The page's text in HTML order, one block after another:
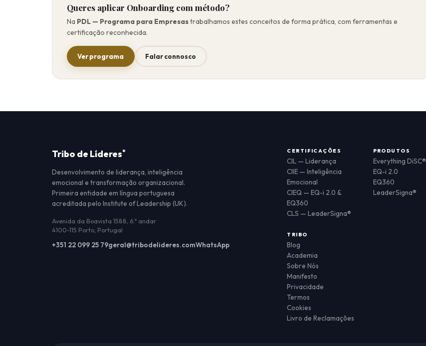
Queres aplicar Onboarding com método?
Na PDL — Programa para Empresastrabalhamos estes conceitos de forma prática, com ferramentas e
certificação reconhecida.
Ver programa Falar connosco
Tribo de Líderes®
Desenvolvimento de liderança, inteligência
emocional e transformação organizacional.
Primeira entidade em língua portuguesa
acreditada pelo Institute of Leadership (UK).
Avenida da Boavista 1588, 6.º andar
4100-115 Porto, Portugal
+351 22 099 25 79geral@tribodelideres.comWhatsApp
CERTIFICAÇÕES
CIL — Liderança
CIIE — Inteligência
Emocional
CIEQ — EQ-i 2.0 &
EQ360
CLS — LeaderSigna®
PRODUTOS
Everything DiSC®
EQ-i 2.0
EQ360
LeaderSigna®
TRIBO
Blog
Academia
Sobre Nós
Manifesto
Privacidade
Termos
Cookies
Livro de Reclamações